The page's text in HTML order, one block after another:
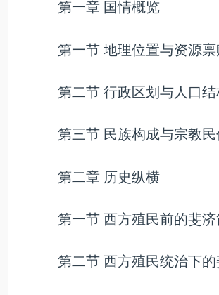
第一章 国情概览
第一节 地理位置与资源禀
第二节 行政区划与人口结
第三节 民族构成与宗教民
第二章 历史纵横
第一节 西方殖民前的斐济
第二节 西方殖民统治下的